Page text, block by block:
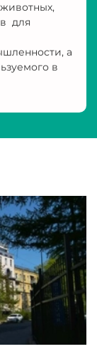
для
а
в